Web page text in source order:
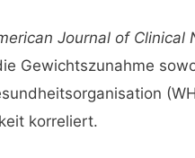
Journal of Clinical
Gewichtszunahme
korreliert.